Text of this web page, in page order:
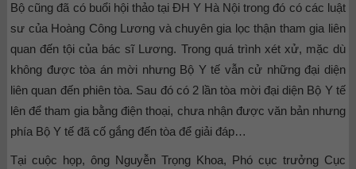
Bộ cũng đã có buổi hội thảo tại ĐH Y Hà Nội trong đó có các luật
sư của Hoàng Công Lương và chuyên gia lọc thận tham gia liên
quan đến tội của bác sĩ Lương. Trong quá trình xét xử, mặc dù
không được tòa án mời nhưng Bộ Y tế vẫn cử những đại diện
liên quan đến phiên tòa. Sau đó có 2 lần tòa mời đại diện Bộ Y tế
lên để tham gia bằng điện thoại, chưa nhận được văn bản nhưng
phía Bộ Y tế đã cố gắng đến tòa để giải đáp…
Tại cuộc họp, ông Nguyễn Trọng Khoa, Phó cục trưởng Cục